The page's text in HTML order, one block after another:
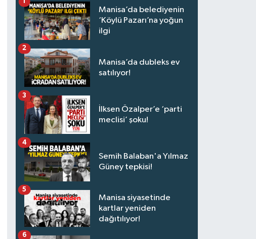
Manisa’da belediyenin
‘Köylü Pazarı’na yoğun
ilgi
Manisa’da dubleks ev
satılıyor!
2
İlksen Özalper’e ‘parti
meclisi’ şoku!
3
Semih Balaban'a Yılmaz
Güney tepkisi!
4
Manisa siyasetinde
kartlar yeniden
dağıtılıyor!
5
6